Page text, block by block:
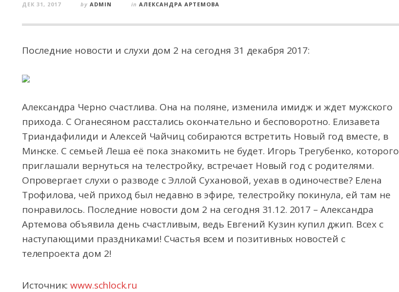
ДЕК 31, 2017 by ADMIN in АЛЕКСАНДРА АРТЕМОВА
Последние новости и слухи дом 2 на сегодня 31 декабря 2017:
Александра Черно счастлива. Она на поляне, изменила имидж и ждет мужского
прихода. С Оганесяном расстались окончательно и бесповоротно. Елизавета
Триандафилиди и Алексей Чайчиц собираются встретить Новый год вместе, в
Минске. С семьей Леша её пока знакомить не будет. Игорь Трегубенко, которого
приглашали вернуться на телестройку, встречает Новый год с родителями.
Опровергает слухи о разводе с Эллой Сухановой, уехав в одиночестве? Елена
Трофилова, чей приход был недавно в эфире, телестройку покинула, ей там не
понравилось. Последние новости дом 2 на сегодня 31.12. 2017 – Александра
Артемова объявила день счастливым, ведь Евгений Кузин купил джип. Всех с
наступающими праздниками! Счастья всем и позитивных новостей с
телепроекта дом 2!
Источник:www.schlock.ru